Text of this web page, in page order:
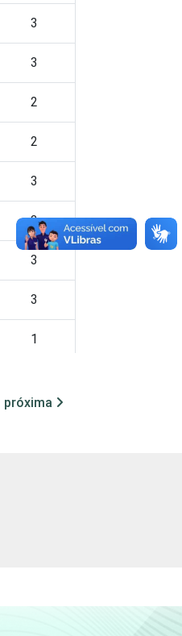
3
3
2
2
3
3
3
3
1
próxima